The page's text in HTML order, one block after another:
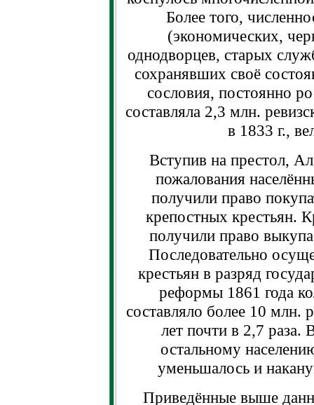
Более того,
(экономических,
однодворцев, старых
сохранявших своё
сословия, постоянно
составляла 2,3 млн.
в 1833 г.,
Вступив на престол,
пожалования
получили право
крепостных крестьян.
получили право
Последовательно
крестьян в разряд
реформы 1861 года
составляло более 10 млн.
лет почти в 2,7 раза.
остальному
уменьшалось и
Приведённые выше